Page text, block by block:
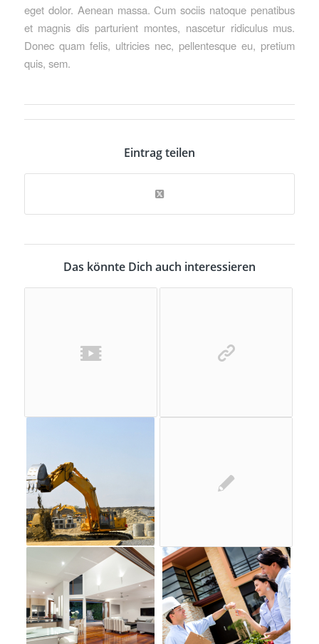
eget dolor. Aenean massa. Cum sociis natoque penatibus
et magnis dis parturient montes, nascetur ridiculus mus.
Donec quam felis, ultricies nec, pellentesque eu, pretium
quis, sem.
Eintrag teilen
Das könnte Dich auch interessieren